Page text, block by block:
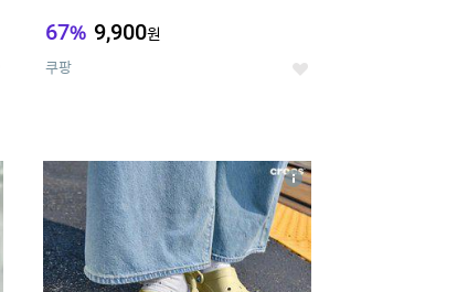
67% 9,900원
쿠팡 좋
16
상
세